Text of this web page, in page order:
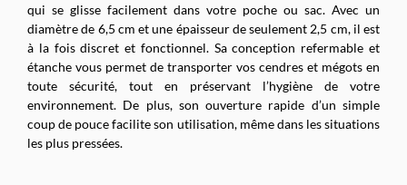
qui se glisse facilement dans votre poche ou sac. Avec un
diamètre de 6,5 cm et une épaisseur de seulement 2,5 cm, il est
à la fois discret et fonctionnel. Sa conception refermable et
étanche vous permet de transporter vos cendres et mégots en
toute sécurité, tout en préservant l’hygiène de votre
environnement. De plus, son ouverture rapide d’un simple
coup de pouce facilite son utilisation, même dans les situations
les plus pressées.